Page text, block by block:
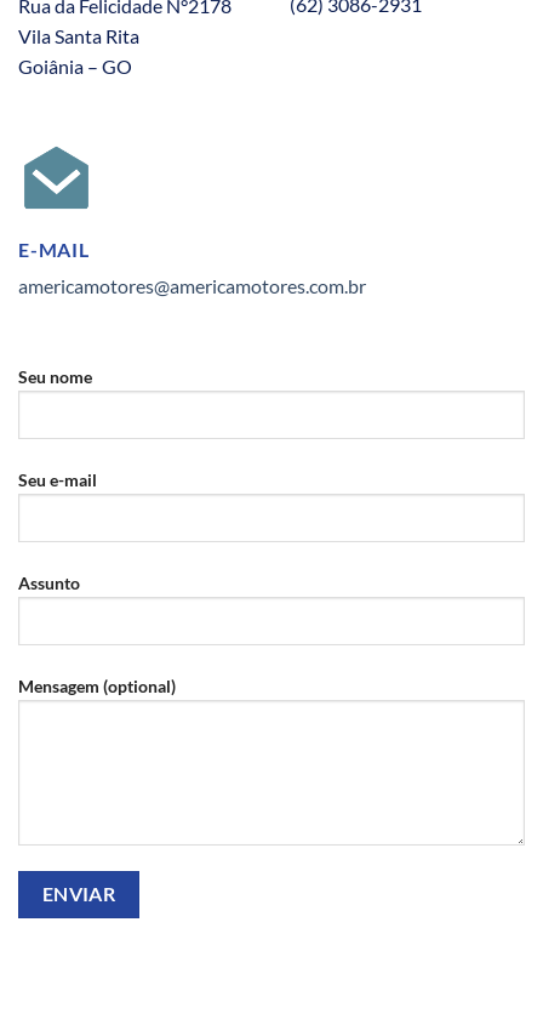
Rua da Felicidade N°2178
Vila Santa Rita
Goiânia – GO
E-MAIL
americamotores@americamotores.com.br
Seu nome
Seu e-mail
Assunto
Mensagem (optional)